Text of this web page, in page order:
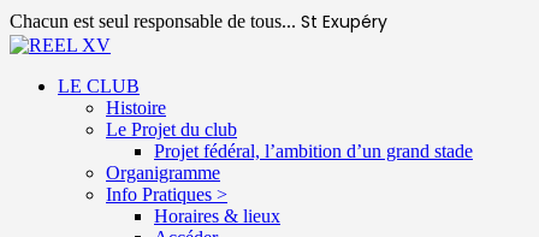
Chacun est seul responsable de tous... St Exupéry
LE CLUB
Histoire
Le Projet du club
Projet fédéral, l’ambition d’un grand stade
Organigramme
Info Pratiques >
Horaires & lieux